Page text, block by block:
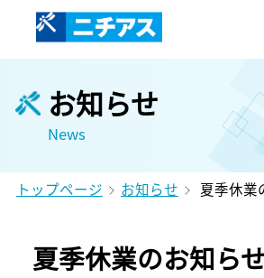
お知らせ
News
トップページ お知らせ 夏季休業
夏季休業のお知ら